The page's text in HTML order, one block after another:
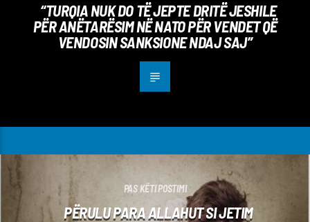
“TURQIA NUK DO TË JEPTE DRITË JESHILE
PËR ANËTARËSIM NË NATO PËR VENDET QË
VENDOSIN SANKSIONE NDAJ SAJ”
PAS KËTI POSTIMI
PËRULU PARA ALLAHUT SI JETIM